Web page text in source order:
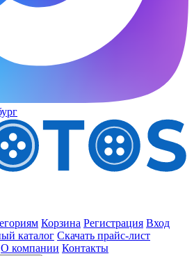
Корзина Регистрация Вход
каталог Скачать прайс-лист
О компании Контакты